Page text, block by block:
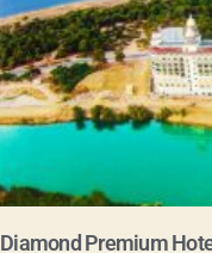
Diamond Premium